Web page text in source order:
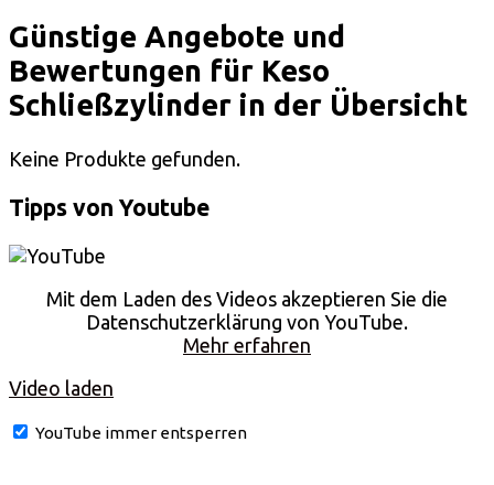
Günstige Angebote und
Bewertungen für Keso
Schließzylinder in der Übersicht
Keine Produkte gefunden.
Tipps von Youtube
Mit dem Laden des Videos akzeptieren Sie die
Datenschutzerklärung von YouTube.
Mehr erfahren
Video laden
YouTube immer entsperren